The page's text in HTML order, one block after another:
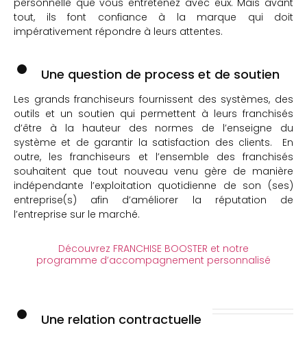
personnelle que vous entretenez avec eux. Mais avant
tout, ils font confiance à la marque qui doit
impérativement répondre à leurs attentes.
Une question de process et de soutien
Les grands franchiseurs fournissent des systèmes, des
outils et un soutien qui permettent à leurs franchisés
d’être à la hauteur des normes de l’enseigne du
système et de garantir la satisfaction des clients. En
outre, les franchiseurs et l’ensemble des franchisés
souhaitent que tout nouveau venu gère de manière
indépendante l’exploitation quotidienne de son (ses)
entreprise(s) afin d’améliorer la réputation de
l’entreprise sur le marché.
Découvrez FRANCHISE BOOSTER et notre
programme d’accompagnement personnalisé
Une relation contractuelle